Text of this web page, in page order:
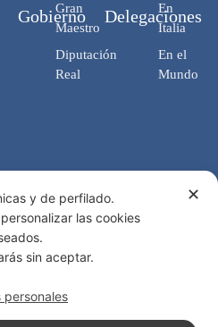
Gobierno
Gran
Maestro
Diputación
Real
Delegaciones
En
Italia
En el
Mundo
00187 Roma (IT)
✕
y de perfilado.
las cookies
sin aceptar.
personales